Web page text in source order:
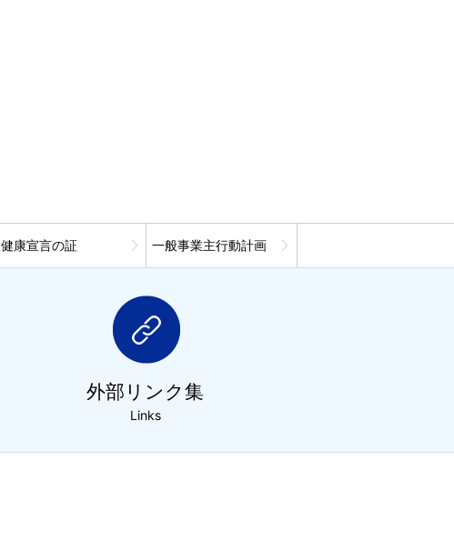
健康宣言の証 一般事業主行動計画
外部リンク集
Links